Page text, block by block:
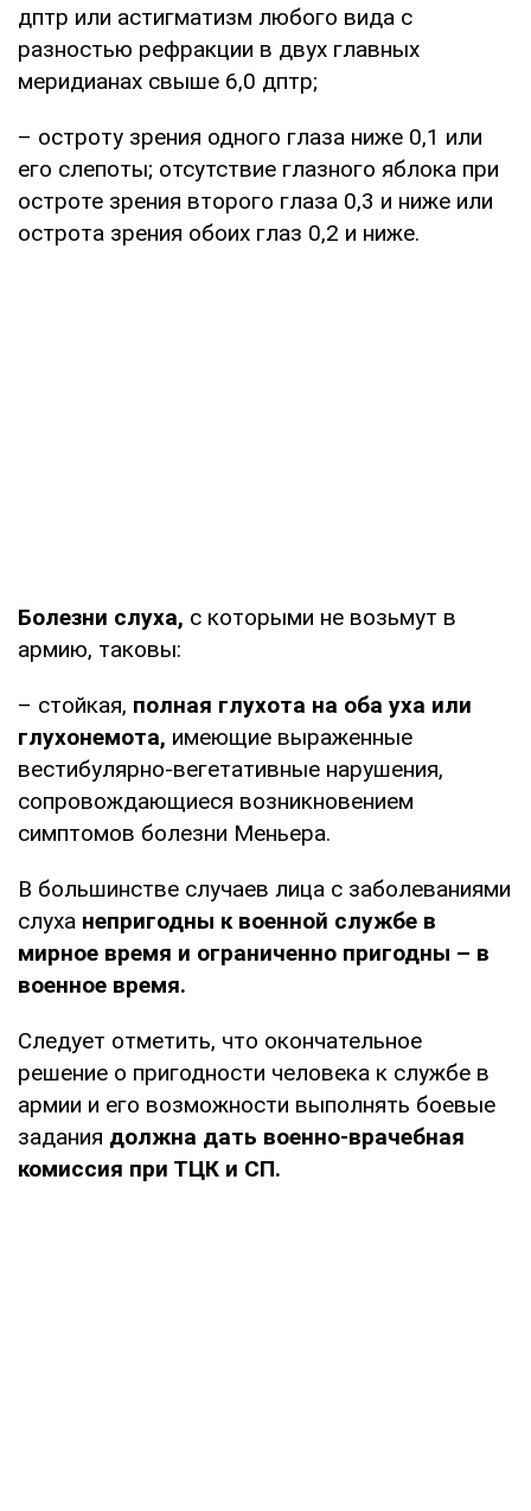
дптр или астигматизм любого вида с
разностью рефракции в двух главных
меридианах свыше 6,0 дптр;
– остроту зрения одного глаза ниже 0,1 или
его слепоты; отсутствие глазного яблока при
остроте зрения второго глаза 0,3 и ниже или
острота зрения обоих глаз 0,2 и ниже.
Болезни слуха, с которыми не возьмут в
армию, таковы:
– стойкая, полная глухота на оба уха или
глухонемота, имеющие выраженные
вестибулярно-вегетативные нарушения,
сопровождающиеся возникновением
симптомов болезни Меньера.
В большинстве случаев лица с заболеваниями
слуха непригодны к военной службе в
мирное время и ограниченно пригодны – в
военное время.
Следует отметить, что окончательное
решение о пригодности человека к службе в
армии и его возможности выполнять боевые
задания должна дать военно-врачебная
комиссия при ТЦК и СП.